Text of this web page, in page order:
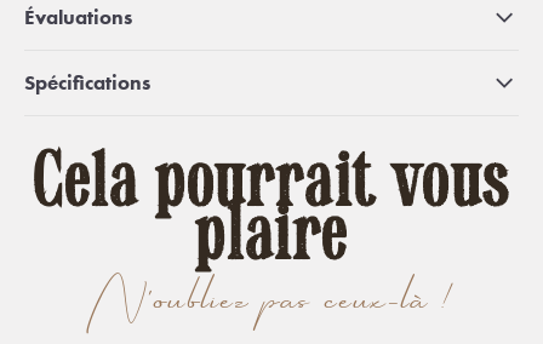
Évaluations
Spécifications
N'oubliez pas ceux-là !
Cela pourrait vous
plaire